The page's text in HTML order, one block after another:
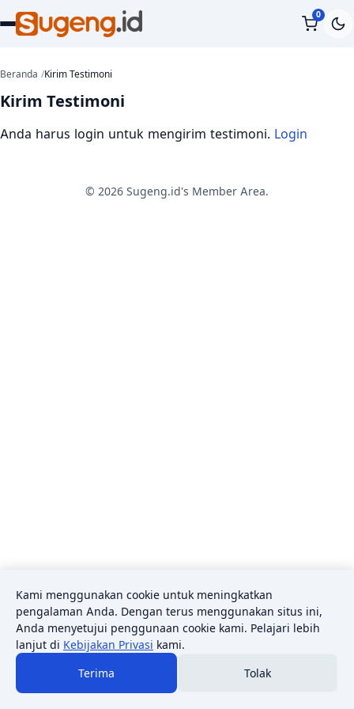
0
Beranda Kirim Testimoni
Kirim Testimoni
Anda harus login untuk mengirim testimoni. Login
© 2026 Sugeng.id's Member Area.
Kami menggunakan cookie untuk meningkatkan
pengalaman Anda. Dengan terus menggunakan situs ini,
Anda menyetujui penggunaan cookie kami. Pelajari lebih
lanjut di Kebijakan Privasi kami.
Terima Tolak